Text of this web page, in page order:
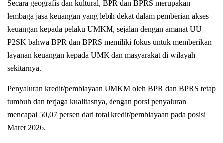
Secara geografis dan kultural, BPR dan BPRS merupakan
lembaga jasa keuangan yang lebih dekat dalam pemberian akses
keuangan kepada pelaku UMKM, sejalan dengan amanat UU
P2SK bahwa BPR dan BPRS memiliki fokus untuk memberikan
layanan keuangan kepada UMK dan masyarakat di wilayah
sekitarnya.
Penyaluran kredit/pembiayaan UMKM oleh BPR dan BPRS tetap
tumbuh dan terjaga kualitasnya, dengan porsi penyaluran
mencapai 50,07 persen dari total kredit/pembiayaan pada posisi
Maret 2026.